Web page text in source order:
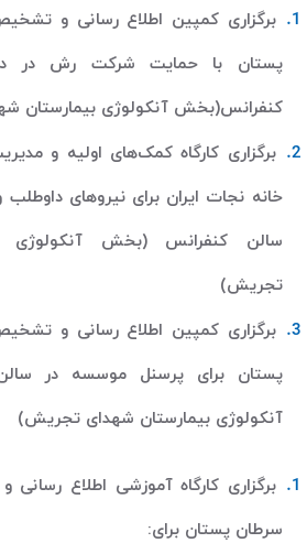
برگزاری کمپین اطلاع رسانی و
پستان با حمایت شرکت رش در
کنفرانس(بخش آنکولوژی بیمارستان
برگزاری کارگاه کمک‌های اولیه و
خانه نجات ایران برای نیروهای
سالن کنفرانس (بخش آنکولوژی
تجریش)
برگزاری کمپین اطلاع رسانی و
پستان برای پرسنل موسسه در
آنکولوژی بیمارستان شهدای تجریش)
برگزاری کارگاه آموزشی اطلاع
سرطان پستان برای: